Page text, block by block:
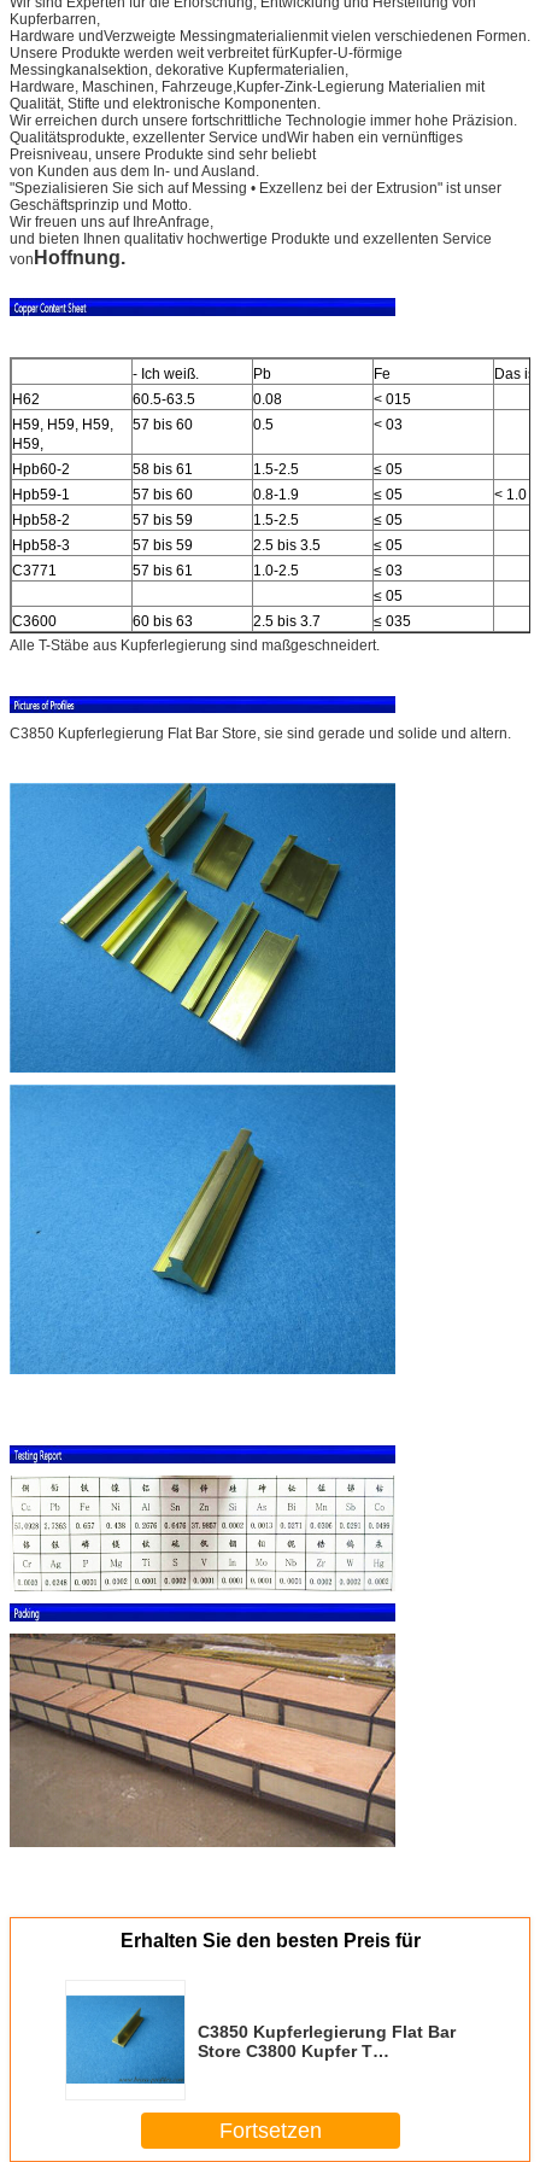
Kupferbarren,
Hardware undVerzweigte Messingmaterialienmit vielen verschiedenen Formen.
Unsere Produkte werden weit verbreitet fürKupfer-U-förmige
Messingkanalsektion, dekorative Kupfermaterialien,
Hardware, Maschinen, Fahrzeuge,Kupfer-Zink-Legierung Materialien mit
Qualität, Stifte und elektronische Komponenten.
Wir erreichen durch unsere fortschrittliche Technologie immer hohe Präzision.
Qualitätsprodukte, exzellenter Service undWir haben ein vernünftiges
Preisniveau, unsere Produkte sind sehr beliebt
von Kunden aus dem In- und Ausland.
"Spezialisieren Sie sich auf Messing • Exzellenz bei der Extrusion" ist unser
Geschäftsprinzip und Motto.
Wir freuen uns auf IhreAnfrage,
und bieten Ihnen qualitativ hochwertige Produkte und exzellenten Service
von Hoffnung.
- Ich weiß. Pb Fe
Das
H62
60.5-63.5 0.08
< 015
H59, H59, H59,
H59,
57 bis 60 0.5 < 03
Hpb60-2 58 bis 61 1.5-2.5
≤ 05
Hpb59-1
57 bis 60 0.8-1.9 ≤ 05
< 1.0
Hpb58-2
57 bis 59 1.5-2.5
≤ 05
Hpb58-3
57 bis 59 2.5 bis 3.5
≤ 05
C3771
57 bis 61 1.0-2.5
≤ 03
≤ 05
C3600
60 bis 63 2.5 bis 3.7
≤ 035
Alle T-Stäbe aus Kupferlegierung sind maßgeschneidert.
C3850 Kupferlegierung Flat Bar Store, sie sind gerade und solide und altern.
Erhalten Sie den besten Preis für
C3850 Kupferlegierung Flat Bar
Store C3800 Kupfer T
Fortsetzen